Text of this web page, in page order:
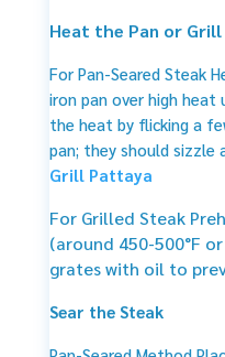
Heat the Pan or Grill
For Pan-Seared Steak
iron pan over high
the heat by flicking a
pan; they should sizzle
Grill Pattaya
For Grilled Steak
(around 450-500°F
grates with oil to
Sear the Steak